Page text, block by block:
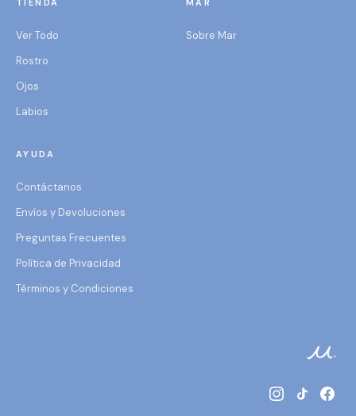
Ver Todo
Rostro
Ojos
Labios
Sobre Mar
AYUDA
Contáctanos
Envíos y Devoluciones
Preguntas Frecuentes
Política de Privacidad
Términos y Condiciones